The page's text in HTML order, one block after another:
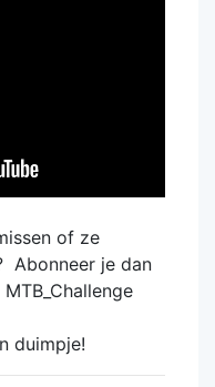
of ze
Abonneer je dan
duimpje!